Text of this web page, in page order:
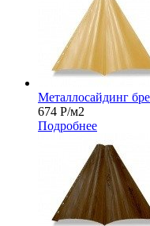
Металлосайдинг
674 Р/м2
Подробнее